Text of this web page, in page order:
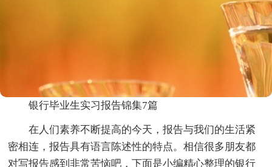
银行毕业生实习报告锦集7篇
在人们素养不断提高的今天，报告与我们的生活紧
密相连，报告具有语言陈述性的特点。相信很多朋友都
对写报告感到非常苦恼吧，下面是小编精心整理的银行